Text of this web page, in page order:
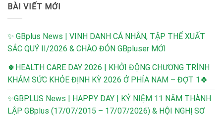
BÀI VIẾT MỚI
✨ GBplus News | VINH DANH CÁ NHÂN, TẬP THỂ XUẤT
SẮC QUÝ II/2026 & CHÀO ĐÓN GBpluser MỚI
🍀HEALTH CARE DAY 2026 | KHỞI ĐỘNG CHƯƠNG TRÌNH
KHÁM SỨC KHỎE ĐỊNH KỲ 2026 Ở PHÍA NAM – ĐỢT 1🍀
✨GBPLUS News | HAPPY DAY | KỶ NIỆM 11 NĂM THÀNH
LẬP GBplus (17/07/2015 – 17/07/2026) & HỘI NGHỊ SƠ